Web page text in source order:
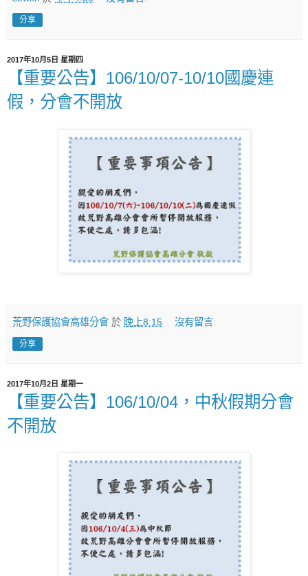
分享
2017年10月5日 星期四
【重要公告】106/10/07-10/10國慶連
假，分會不開放
荒野保護協會高雄分會 於 晚上8:15 沒有留言:
分享
2017年10月2日 星期一
【重要公告】106/10/04，中秋假期分會
不開放